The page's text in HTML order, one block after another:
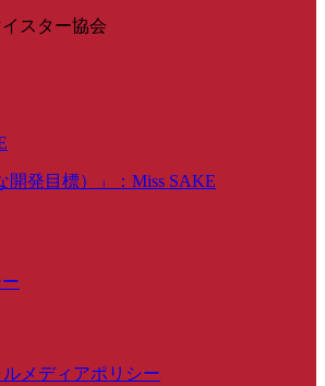
スター協会
開発目標）」：Miss SAKE
メディアポリシー